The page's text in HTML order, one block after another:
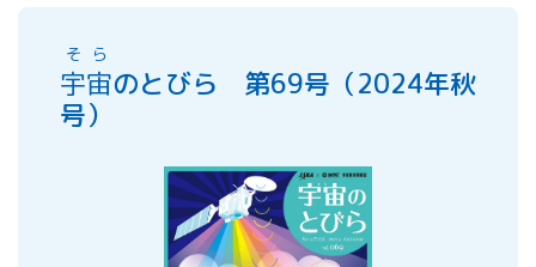
宇宙
そら
のとびら 第69号（2024年秋
号）